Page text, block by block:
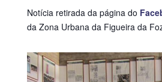
Notícia retirada da página do
da Zona Urbana da Figueira da